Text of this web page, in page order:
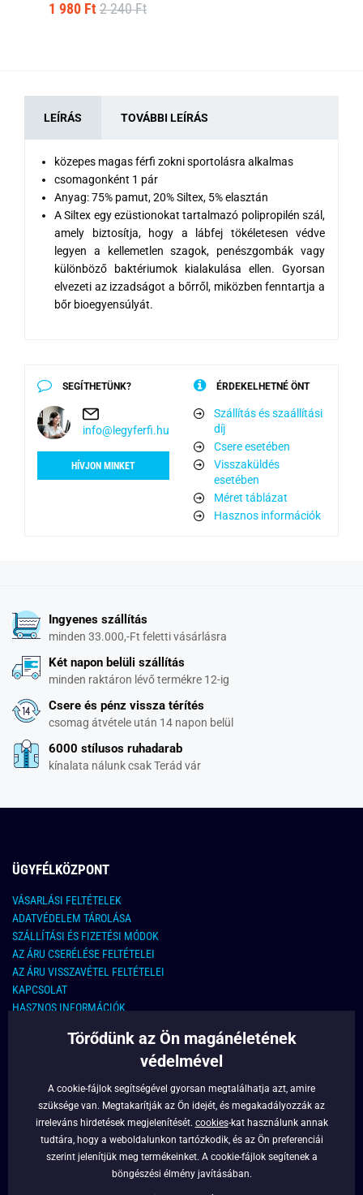
1 980 Ft 2 240 Ft
LEÍRÁS TOVÁBBI LEÍRÁS
közepes magas férfi zokni sportolásra alkalmas
csomagonként 1 pár
Anyag: 75% pamut, 20% Siltex, 5% elasztán
A Siltex egy ezüstionokat tartalmazó polipropilén szál,
amely biztosítja, hogy a lábfej tökéletesen védve
legyen a kellemetlen szagok, penészgombák vagy
különböző baktériumok kialakulása ellen. Gyorsan
elvezeti az izzadságot a bőrről, miközben fenntartja a
bőr bioegyensúlyát.
SEGÍTHETÜNK?
info@legyferfi.hu
HÍVJON MINKET
ÉRDEKELHETNÉ ÖNT
Szállítás és szaállítási
díj
Csere esetében
Visszaküldés
esetében
Méret táblázat
Hasznos információk
Ingyenes szállítás
minden 33.000,-Ft feletti vásárlásra
Két napon belüli szállítás
minden raktáron lévő termékre 12-ig
Csere és pénz vissza térítés
csomag átvétele után 14 napon belül
6000 stílusos ruhadarab
kínalata nálunk csak Terád vár
ÜGYFÉLKÖZPONT
VÁSARLÁSI FELTÉTELEK
ADATVÉDELEM TÁROLÁSA
SZÁLLÍTÁSI ÉS FIZETÉSI MÓDOK
AZ ÁRU CSERÉLÉSE FELTÉTELEI
AZ ÁRU VISSZAVÉTEL FELTÉTELEI
KAPCSOLAT
HASZNOS INFORMÁCIÓK
KAPCSOLAT
info@legyferfi.hu
FONTOS INFORMÁCIÓK
RÓLUNK
Törődünk az Ön magánéletének
védelmével
A cookie-fájlok segítségével gyorsan megtalálhatja azt, amire
szüksége van. Megtakarítják az Ön idejét, és megakadályozzák az
irreleváns hirdetések megjelenítését. cookies-kat használunk annak
tudtára, hogy a weboldalunkon tartózkodik, és az Ön preferenciái
szerint jelenítjük meg termékeinket. A cookie-fájlok segítenek a
böngészési élmény javításában.